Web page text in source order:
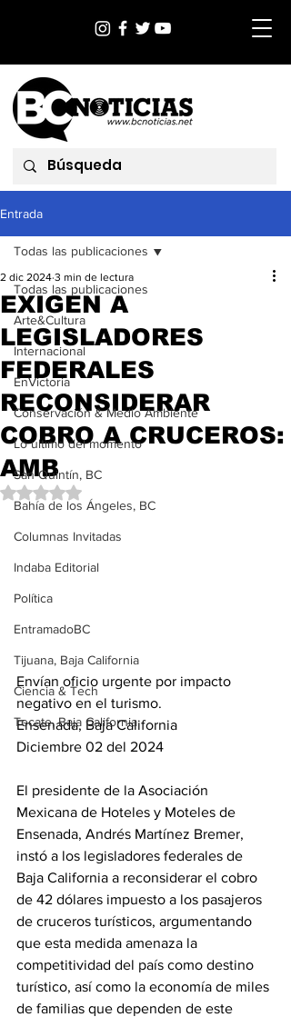
Entrada
Todas las publicaciones
Arte&Cultura
Internacional
EnVictoria
Conservación & Medio Ambiente
Lo último del momento
San Quintín, BC
Bahía de los Ángeles, BC
Columnas Invitadas
Indaba Editorial
Política
EntramadoBC
Tijuana, Baja California
Ciencia & Tech
Tecate, Baja California
Todas las publicaciones
EXIGEN A
LEGISLADORES
FEDERALES
RECONSIDERAR
COBRO A CRUCEROS:
AMB
2 dic 2024 3 min de lectura
Obtuvo NaN de 5 estrellas.
Envían oficio urgente por impacto
negativo en el turismo.
Ensenada, Baja California
Diciembre 02 del 2024
El presidente de la Asociación
Mexicana de Hoteles y Moteles de
Ensenada, Andrés Martínez Bremer,
instó a los legisladores federales de
Baja California a reconsiderar el cobro
de 42 dólares impuesto a los pasajeros
de cruceros turísticos, argumentando
que esta medida amenaza la
competitividad del país como destino
turístico, así como la economía de miles
de familias que dependen de este